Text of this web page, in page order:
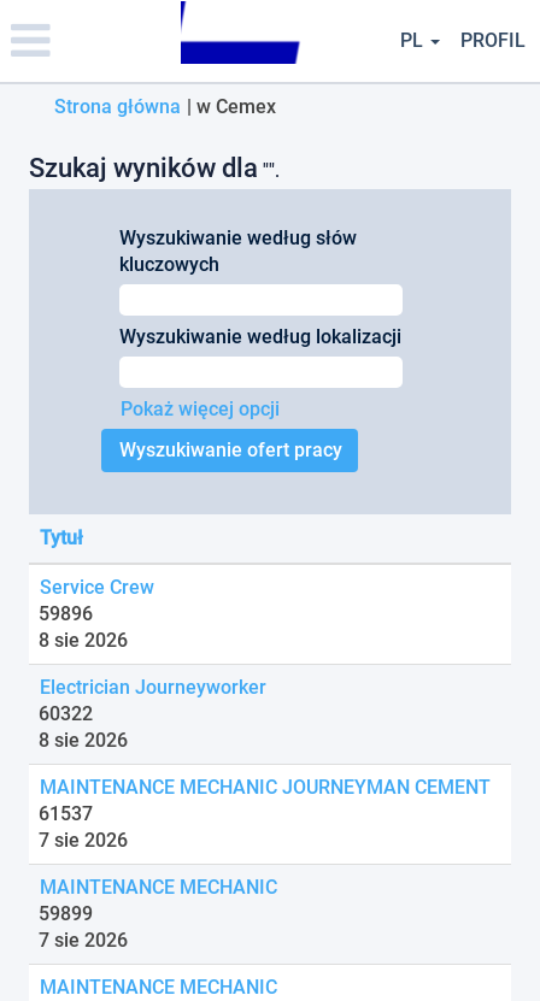
note:
This
website
includes
accessibility
system.
PL PROFIL
Strona główna | w Cemex(bieżąca
Szukaj wyników dla "".
Wyszukiwanie według słów
kluczowych
Wyszukiwanie według lokalizacji
Pokaż więcej opcji
Tytuł
Service Crew
59896
8 sie 2026
Electrician Journeyworker
60322
8 sie 2026
MAINTENANCE MECHANIC JOURNEYMAN CEMENT
61537
7 sie 2026
MAINTENANCE MECHANIC
59899
7 sie 2026
MAINTENANCE MECHANIC